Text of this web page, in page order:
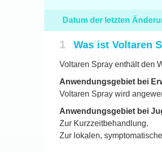
Datum der letzten
1 Was ist Voltaren
Voltaren Spray enthält den
Anwendungsgebiet bei
Voltaren Spray wird
Anwendungsgebiet bei
Zur Kurzzeitbehandlung.
Zur lokalen,